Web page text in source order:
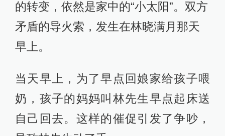
的转变，依然是家中的“小太阳”。双方
矛盾的导火索，发生在林晓满月那天
早上。
当天早上，为了早点回娘家给孩子喂
奶，孩子的妈妈叫林先生早点起床送
自己回去。这样的催促引发了争吵，